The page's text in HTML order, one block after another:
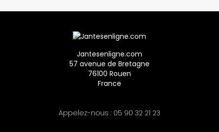
Jantesenligne.com
57 avenue de Bretagne
76100 Rouen
France
Appelez-nous : 05 90 32 21 23